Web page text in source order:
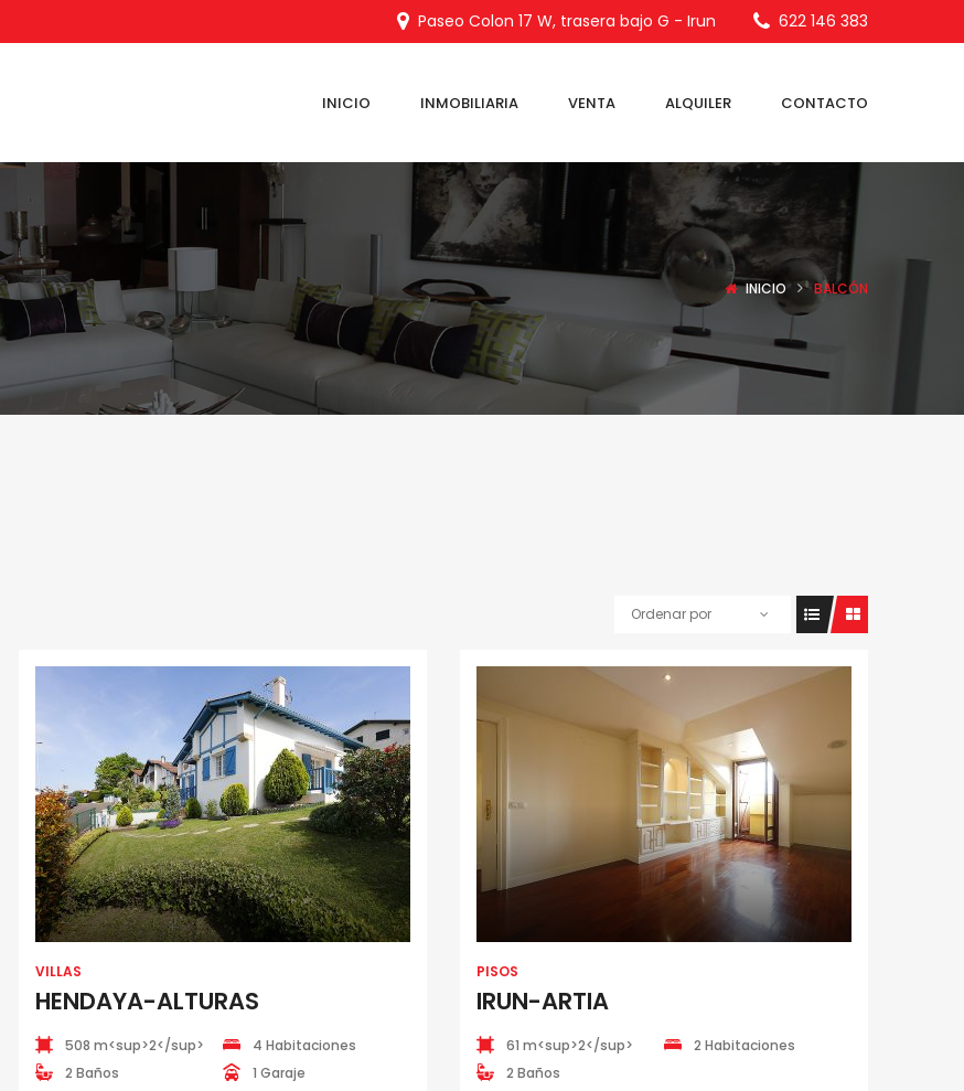
Paseo Colon 17 W, trasera bajo G - Irun 622 146 383
INICIO INMOBILIARIA VENTA ALQUILER CONTACTO
INICIO BALCÓN
Ordenar por
VILLAS
HENDAYA-ALTURAS
508 m<sup>2</sup>
4 Habitaciones
2 Baños
1 Garaje
PISOS
IRUN-ARTIA
61 m<sup>2</sup>
2 Habitaciones
2 Baños